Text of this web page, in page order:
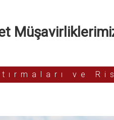
ve